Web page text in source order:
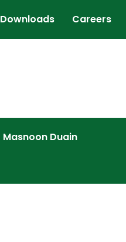
Downloads Careers
Masnoon Duain